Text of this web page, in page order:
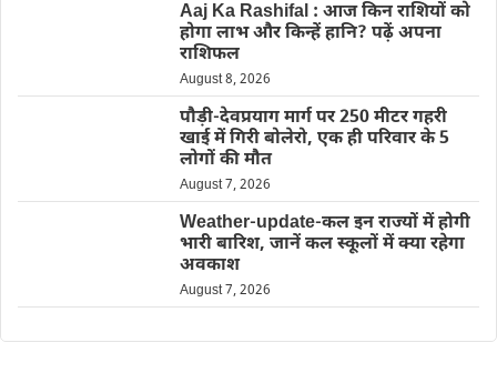
Aaj Ka Rashifal : आज किन राशियों को
होगा लाभ और किन्हें हानि? पढ़ें अपना
राशिफल
August 8, 2026
पौड़ी-देवप्रयाग मार्ग पर 250 मीटर गहरी
खाई में गिरी बोलेरो, एक ही परिवार के 5
लोगों की मौत
August 7, 2026
Weather-update-कल इन राज्यों में होगी
भारी बारिश, जानें कल स्कूलों में क्या रहेगा
अवकाश
August 7, 2026